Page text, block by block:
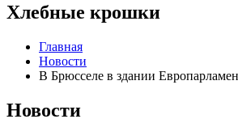
Хлебные крошки
Главная
Новости
В Брюсселе в здании
Новости